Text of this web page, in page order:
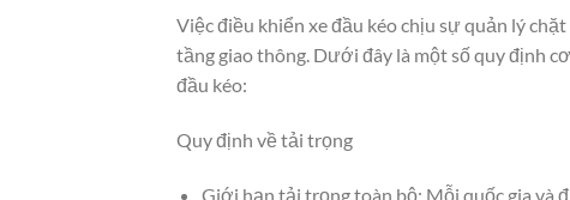
Việc điều khiển xe đầu kéo chịu sự quản lý
tầng giao thông. Dưới đây là một số quy định
đầu kéo:
Quy định về tải trọng
Giới hạn tải trọng toàn bộ: Mỗi quốc gia và